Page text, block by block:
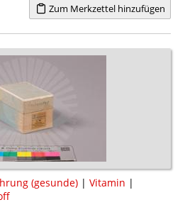
Zum Merkzettel hinzufügen
(gesunde) | Vitamin |